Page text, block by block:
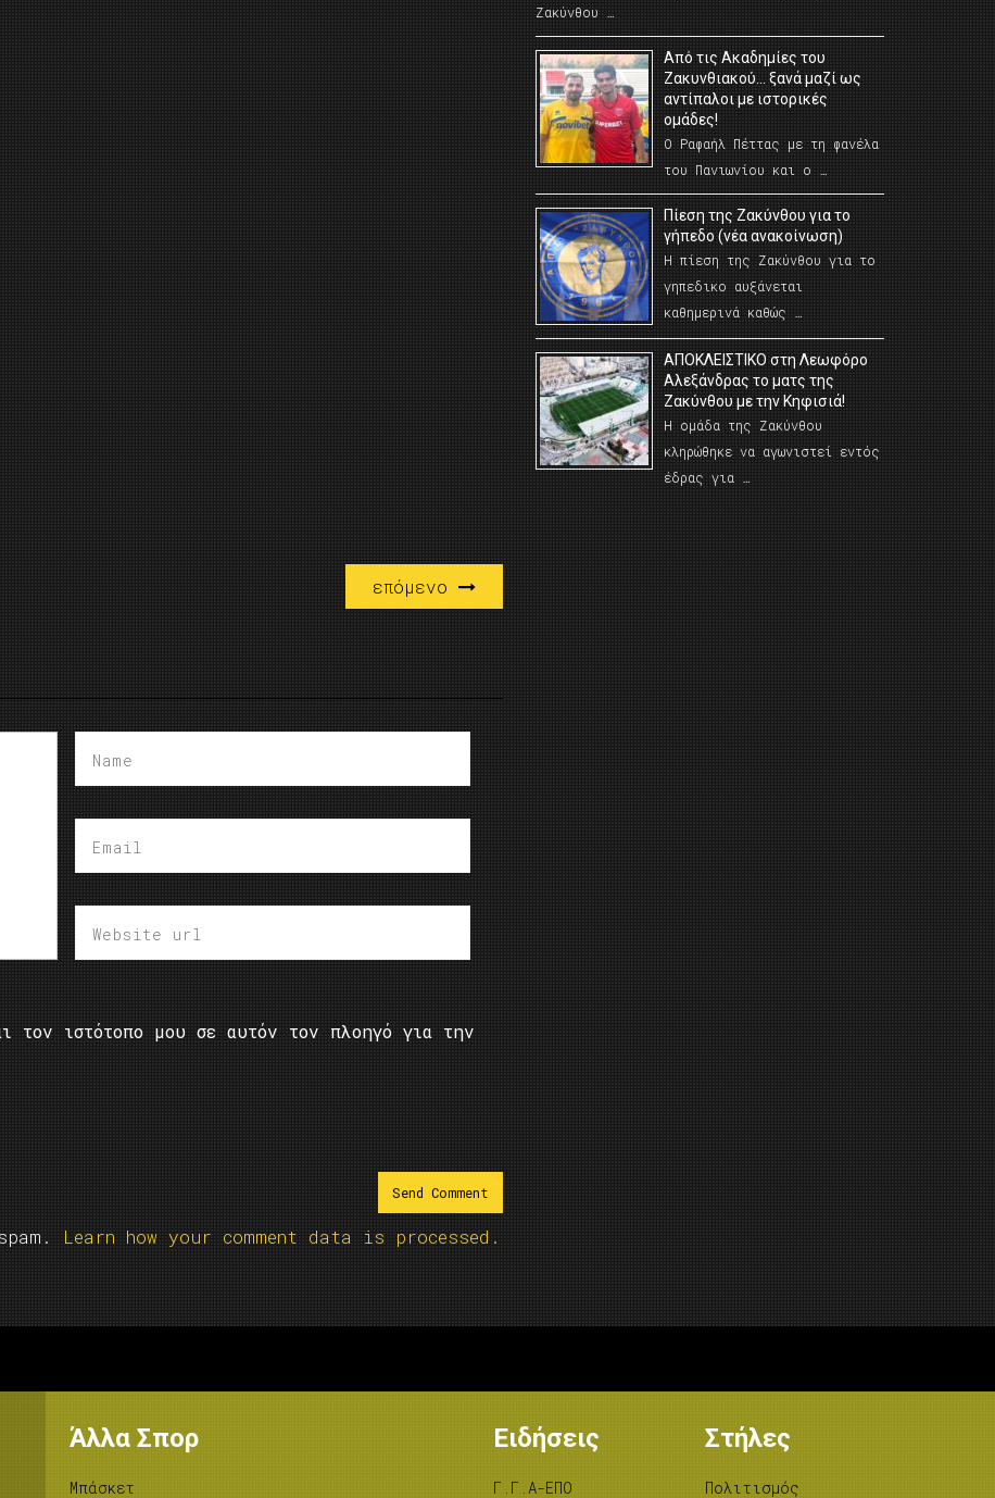
επόμενο
ιστότοπο μου σε αυτόν τον πλοηγό για την
Learn how your comment data is processed.
Ζακύνθου …
Από τις Ακαδημίες του
Ζακυνθιακού… ξανά μαζί ως
αντίπαλοι με ιστορικές
ομάδες!
Ο Ραφαήλ Πέττας με τη φανέλα
του Πανιωνίου και ο …
Πίεση της Ζακύνθου για το
γήπεδο (νέα ανακοίνωση)
Η πίεση της Ζακύνθου για το
γηπεδικο αυξάνεται
καθημερινά καθώς …
AΠΟΚΛΕΙΣΤΙΚΟ στη Λεωφόρο
Αλεξάνδρας το ματς της
Ζακύνθου με την Κηφισιά!
Η ομάδα της Ζακύνθου
κληρώθηκε να αγωνιστεί εντός
έδρας για …
Άλλα Σπορ
Μπάσκετ
Ειδήσεις
Γ.Γ.Α-ΕΠΟ
Στήλες
Πολιτισμός